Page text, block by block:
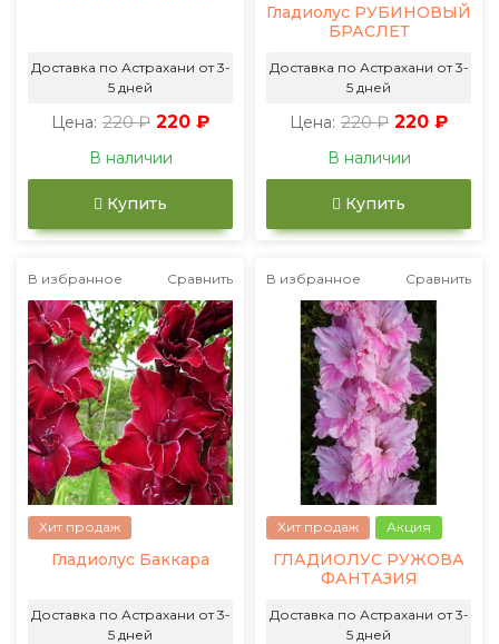
Доставка по Астрахани от 3-
5 дней
Цена: 220 ₽ 220 ₽
В наличии
Купить
Гладиолус РУБИНОВЫЙ
БРАСЛЕТ
Доставка по Астрахани от 3-
5 дней
Цена: 220 ₽ 220 ₽
В наличии
Купить
В избранное Сравнить
Хит продаж
Гладиолус Баккара
Доставка по Астрахани от 3-
5 дней
В избранное Сравнить
Хит продаж Акция
ГЛАДИОЛУС РУЖОВА
ФАНТАЗИЯ
Доставка по Астрахани от 3-
5 дней